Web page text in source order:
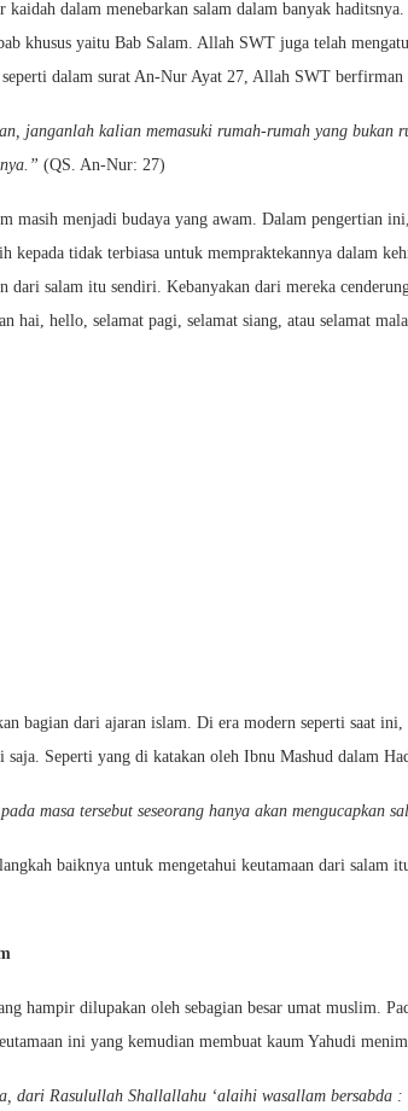
dalam menebarkan salam dalam banyak
khusus yaitu Bab Salam. Allah SWT juga telah
seperti dalam surat An-Nur Ayat 27, Allah SWT berfirman
janganlah kalian memasuki rumah-rumah yang bukan
(QS. An-Nur: 27)
masih menjadi budaya yang awam. Dalam pengertian
kepada tidak terbiasa untuk mempraktekannya dalam
dari salam itu sendiri. Kebanyakan dari mereka
hai, hello, selamat pagi, selamat siang, atau selamat
bagian dari ajaran islam. Di era modern seperti saat ini,
saja. Seperti yang di katakan oleh Ibnu Mashud dalam
masa tersebut seseorang hanya akan mengucapkan
baiknya untuk mengetahui keutamaan dari salam
hampir dilupakan oleh sebagian besar umat muslim.
ini yang kemudian membuat kaum Yahudi
dari Rasulullah Shallallahu ‘alaihi wasallam bersabda